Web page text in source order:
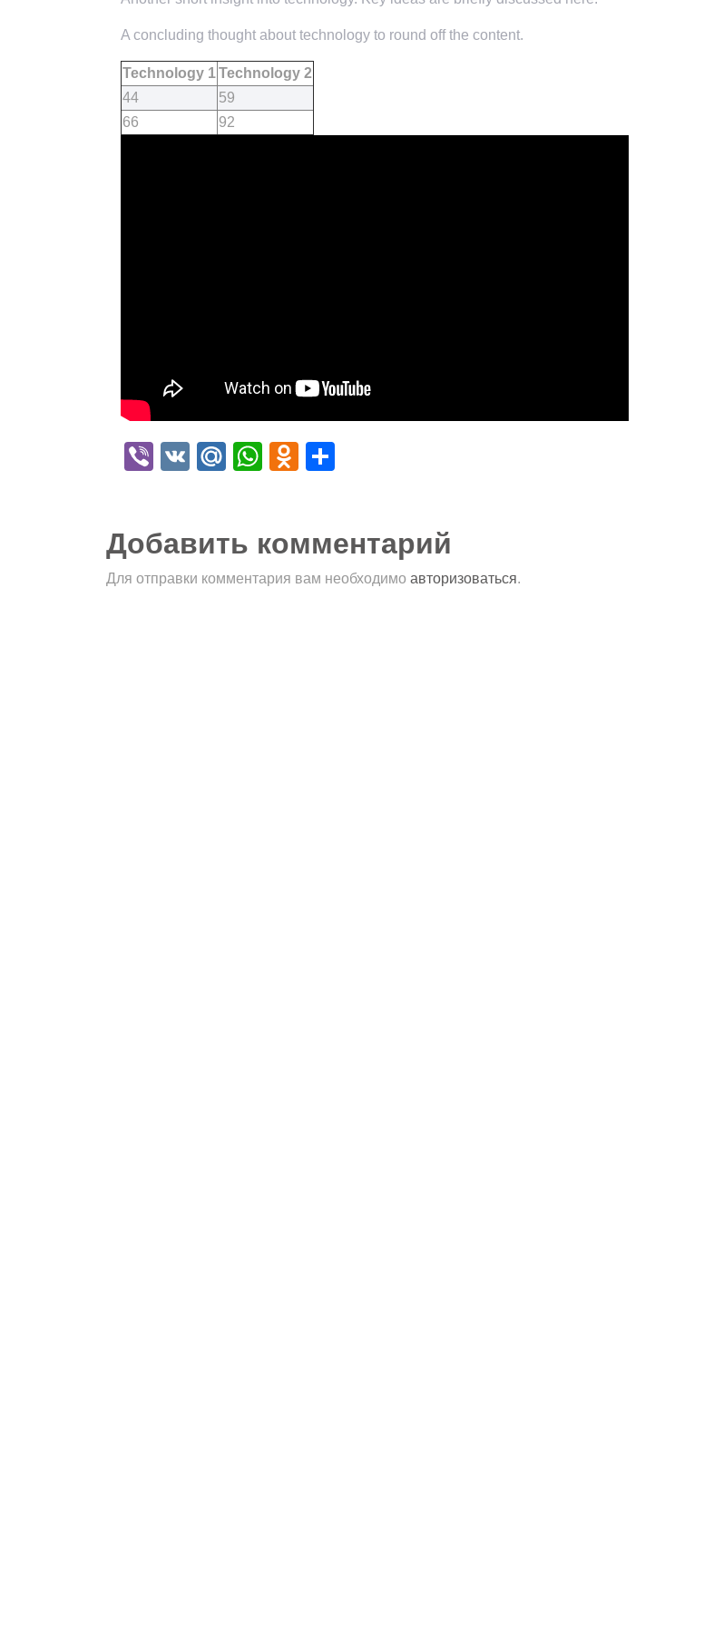
A concluding thought about technology to round off the content.
Technology 1Technology 2
44
59
66
92
Viber
VK Mail.Ru
WhatsApp
Odnoklassniki
Добавить комментарий
Для отправки комментария вам необходимо авторизоваться.